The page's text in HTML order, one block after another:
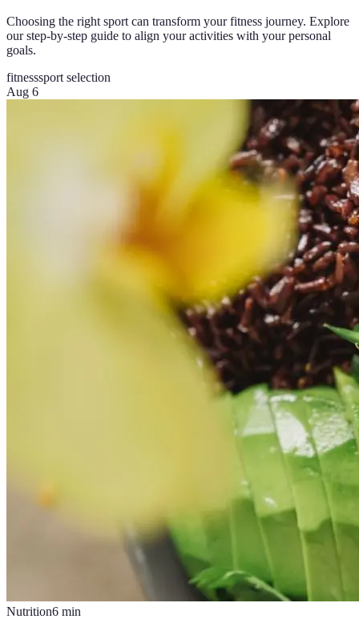
Choosing the right sport can transform your fitness journey. Explore
our step-by-step guide to align your activities with your personal
goals.
fitnesssport selection
Aug 6
Nutrition6 min